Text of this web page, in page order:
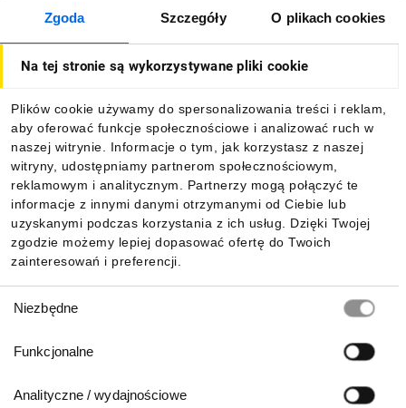
Zgoda Szczegóły O plikach cookies
Na tej stronie są wykorzystywane pliki cookie
Plików cookie używamy do spersonalizowania treści i reklam,
aby oferować funkcje społecznościowe i analizować ruch w
naszej witrynie. Informacje o tym, jak korzystasz z naszej
witryny, udostępniamy partnerom społecznościowym,
reklamowym i analitycznym. Partnerzy mogą połączyć te
informacje z innymi danymi otrzymanymi od Ciebie lub
uzyskanymi podczas korzystania z ich usług. Dzięki Twojej
zgodzie możemy lepiej dopasować ofertę do Twoich
zainteresowań i preferencji.
zgody
Niezbędne
Funkcjonalne
Analityczne / wydajnościowe
O firmie
Informacje
Pobierz naszą aplikację mobilną: